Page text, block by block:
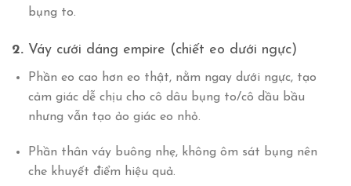
bụng to.
2. Váy cưới dáng empire (chiết eo dưới ngực)
Phần eo cao hơn eo thật, nằm ngay dưới ngực, tạo
cảm giác dễ chịu cho cô dâu bụng to/cô dầu bầu
nhưng vẫn tạo ảo giác eo nhỏ.
Phần thân váy buông nhẹ, không ôm sát bụng nên
che khuyết điểm hiệu quả.